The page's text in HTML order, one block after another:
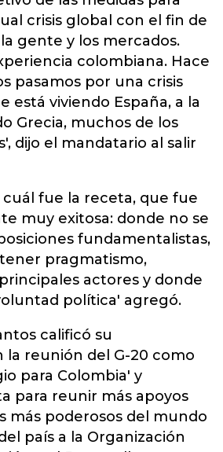
crisis global con el fin de
gente y los mercados.
colombiana. Hace
pasamos por una crisis
está viviendo España, a la
Grecia, muchos de los
dijo el mandatario al salir
cuál fue la receta, que fue
muy exitosa: donde no se
fundamentalistas,
pragmatismo,
actores y donde
política' agregó.
calificó su
la reunión del G-20 como
para Colombia' y
para reunir más apoyos
más poderosos del mundo
país a la Organización